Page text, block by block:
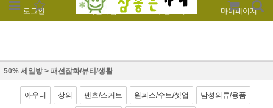
로그인 회원가입 주문조회 마이페이지
50% 세일방> 패션잡화/뷰티/생활
아우터 상의 팬츠/스커트 원피스/수트/셋업 남성의류/용품